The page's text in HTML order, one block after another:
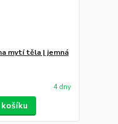
mytí těla | jemná
4 dny